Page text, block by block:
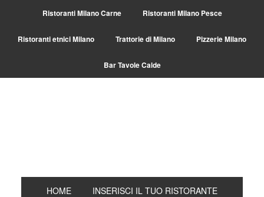
Ristoranti Milano Carne Ristoranti Milano Pesce
Ristoranti etnici Milano Trattorie di Milano Pizzerie Milano
Bar Tavole Calde
HOME INSERISCI IL TUO RISTORANTE